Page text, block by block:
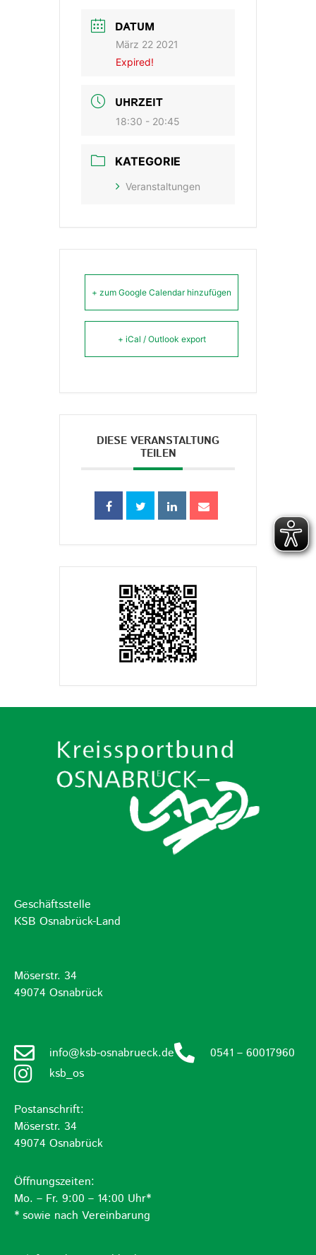
DATUM
März 22 2021
Expired!
UHRZEIT
18:30 - 20:45
KATEGORIE
Veranstaltungen
+ zum Google Calendar hinzufügen
+ iCal / Outlook export
DIESE VERANSTALTUNG
TEILEN
Geschäftsstelle
KSB Osnabrück-Land
Möserstr. 34
49074 Osnabrück
info@ksb-osnabrueck.de
0541 – 60017960
ksb_os
Postanschrift:
Möserstr. 34
49074 Osnabrück
Öffnungszeiten:
Mo. – Fr. 9:00 – 14:00 Uhr*
* sowie nach Vereinbarung